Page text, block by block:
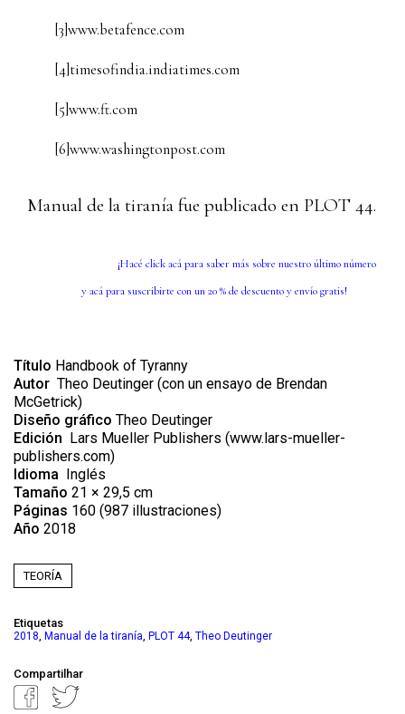
[3]www.betafence.com
[4]timesofindia.indiatimes.com
[5]www.ft.com
[6]www.washingtonpost.com
Manual de la tiranía fue publicado en PLOT 44.
¡Hacé clickacápara saber más sobre nuestro último número
yacápara suscribirte con un 20 % de descuento y envío gratis!
Título Handbook of Tyranny
Autor Theo Deutinger (con un ensayo de Brendan
McGetrick)
Diseño gráfico Theo Deutinger
Edición Lars Mueller Publishers (www.lars-mueller-
publishers.com)
Idioma Inglés
Tamaño 21 × 29,5 cm
Páginas 160 (987 illustraciones)
Año 2018
TEORÍA
Etiquetas
2018 Manual de la tiranía PLOT 44, Theo Deutinger
Compartilhar